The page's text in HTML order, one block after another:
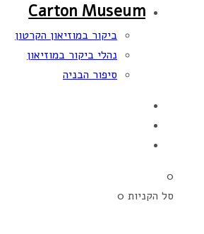
Carton Museum
ביקור במוזיאון הקרטון
נהלי ביקור במוזיאון
סיפור הבניה
0
סל הקניות 0